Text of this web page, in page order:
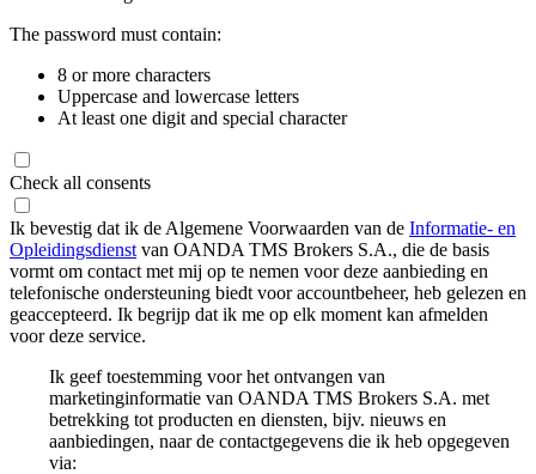
The password must contain:
8 or more characters
Uppercase and lowercase letters
At least one digit and special character
Check all consents
Ik bevestig dat ik de Algemene Voorwaarden van de Informatie- en
Opleidingsdienst van OANDA TMS Brokers S.A., die de basis
vormt om contact met mij op te nemen voor deze aanbieding en
telefonische ondersteuning biedt voor accountbeheer, heb gelezen en
geaccepteerd. Ik begrijp dat ik me op elk moment kan afmelden
voor deze service.
Ik geef toestemming voor het ontvangen van
marketinginformatie van OANDA TMS Brokers S.A. met
betrekking tot producten en diensten, bijv. nieuws en
aanbiedingen, naar de contactgegevens die ik heb opgegeven
via: